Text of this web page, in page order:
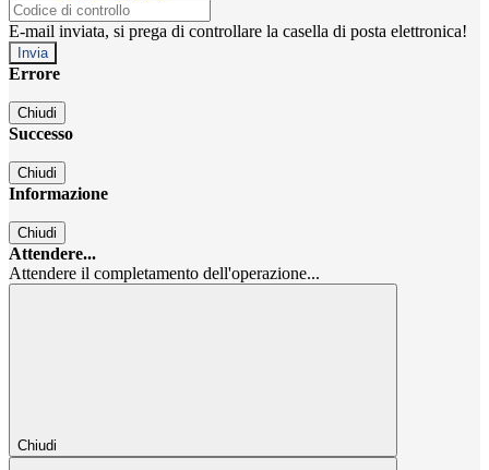
E-mail inviata, si prega di controllare la casella di posta elettronica!
Errore
Chiudi
Successo
Chiudi
Informazione
Chiudi
Attendere...
Attendere il completamento dell'operazione...
Chiudi